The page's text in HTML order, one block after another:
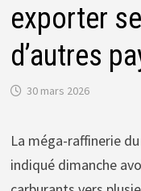
exporter
d’autres
30 mars 2026
La méga-raffinerie
indiqué dimanche